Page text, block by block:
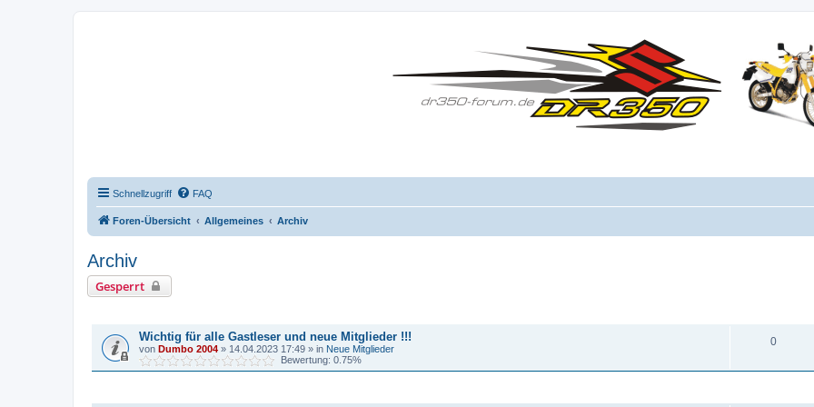
Schnellzugriff FAQ
Foren-Übersicht Allgemeines Archiv
Archiv
Gesperrt
Wichtig für alle Gastleser und neue Mitglieder !!!
von Dumbo 2004 » 14.04.2023 17:49 » in Neue Mitglieder
Bewertung: 0.75%
0